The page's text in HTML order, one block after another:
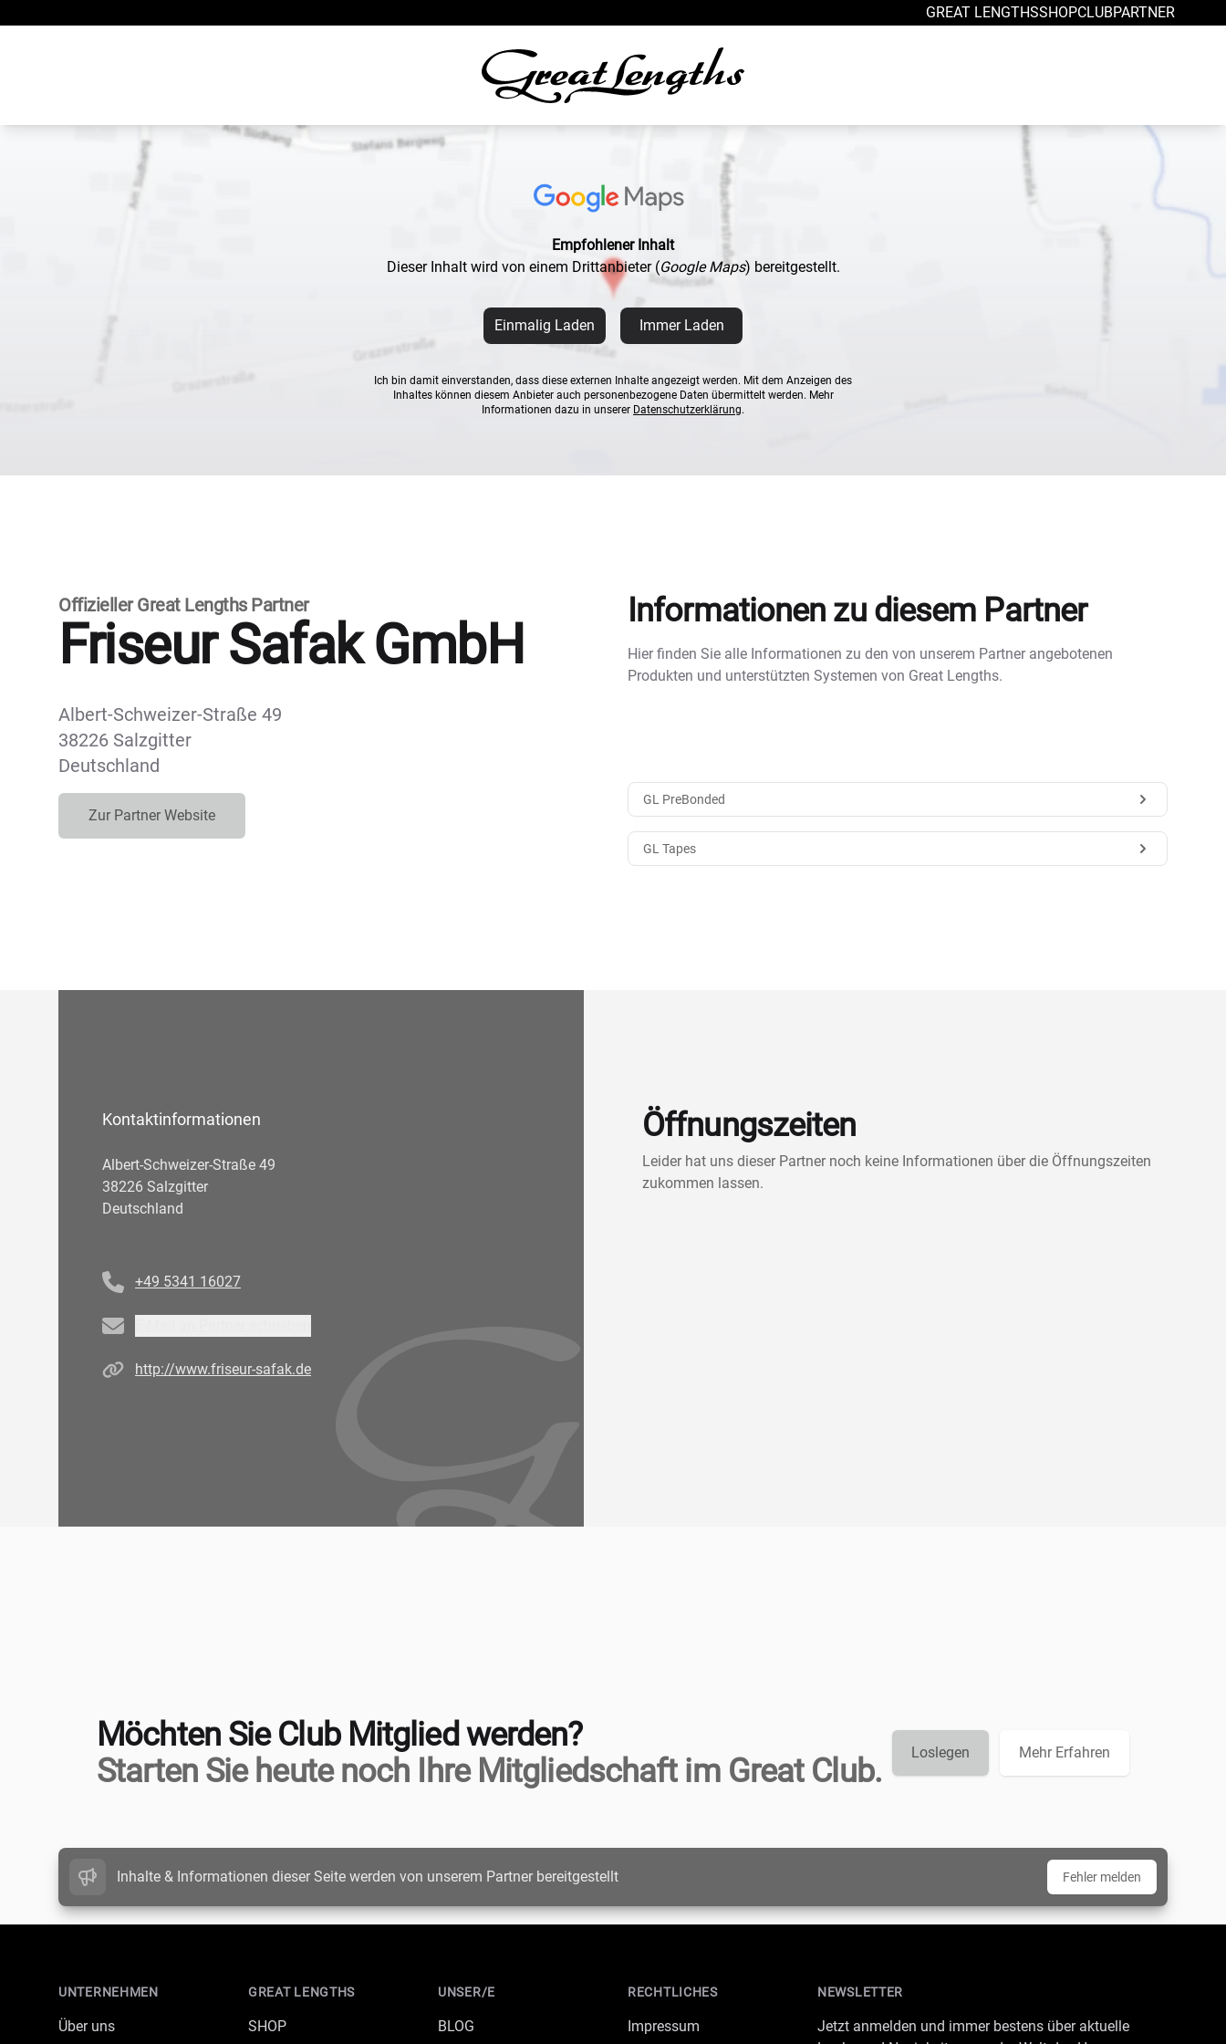
GREAT LENGTHSSHOPCLUBPARTNER
Empfohlener Inhalt
Dieser Inhalt wird von einem Drittanbieter (Google Maps) bereitgestellt.
Einmalig Laden Immer Laden
Ich bin damit einverstanden, dass diese externen Inhalte angezeigt werden. Mit dem Anzeigen des
Inhaltes können diesem Anbieter auch personenbezogene Daten übermittelt werden. Mehr
Informationen dazu in unserer Datenschutzerklärung.
Offizieller Great Lengths Partner
Friseur Safak GmbH
Albert-Schweizer-Straße 49
38226 Salzgitter
Deutschland
Zur Partner Website
Informationen zu diesem Partner
Hier finden Sie alle Informationen zu den von unserem Partner angebotenen
Produkten und unterstützten Systemen von Great Lengths.
GL PreBonded
GL Tapes
Kontaktinformationen
Albert-Schweizer-Straße 49
38226 Salzgitter
Deutschland
+49 5341 16027
Email
Homepagehttp://www.friseur-safak.de
Öffnungszeiten
Leider hat uns dieser Partner noch keine Informationen über die Öffnungszeiten
zukommen lassen.
Möchten Sie Club Mitglied werden?
Starten Sie heute noch Ihre Mitgliedschaft im Great Club.
Loslegen Mehr Erfahren
Inhalte & Informationen dieser Seite werden von unserem Partner bereitgestellt Fehler melden
UNTERNEHMEN
Über uns
GREAT LENGTHS
SHOP
UNSER/E
BLOG
RECHTLICHES
Impressum
NEWSLETTER
Jetzt anmelden und immer bestens über aktuelle